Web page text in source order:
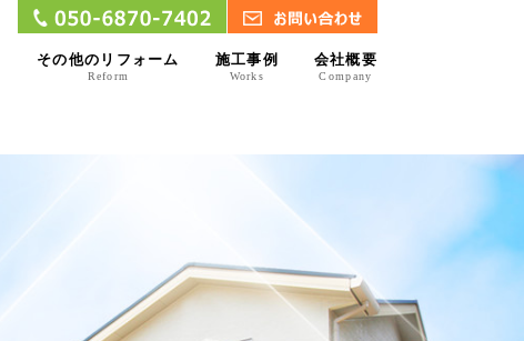
その他のリフォーム
Reform
施工事例
Works
会社概要
Company